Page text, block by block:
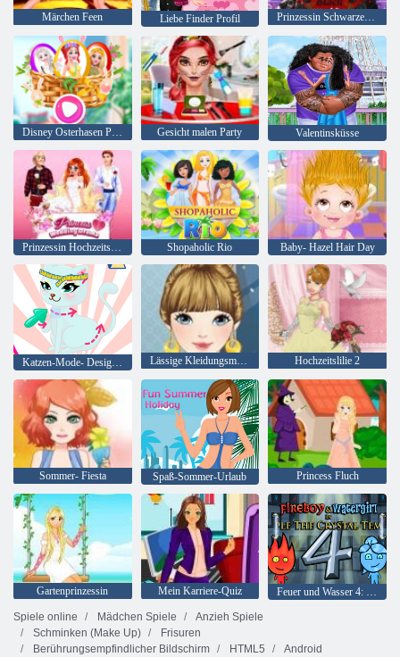
Märchen Feen Liebe Finder Profil Prinzessin Schwarzes Hochzeitskleid
Disney Osterhasen Party Gesicht malen Party Valentinsküsse
Prinzessin Hochzeitsdrama Shopaholic Rio Baby- Hazel Hair Day
Lässige Kleidungsmode Hochzeitslilie 2
Sommer- Fiesta Spaß-Sommer-Urlaub Princess Fluch
Gartenprinzessin Mein Karriere-Quiz
Feuer und Wasser 4: Kristalltempel
Spiele online
Mädchen Spiele
Anzieh Spiele
Schminken (Make Up)
Frisuren
Berührungsempfindlicher Bildschirm
HTML5 Android